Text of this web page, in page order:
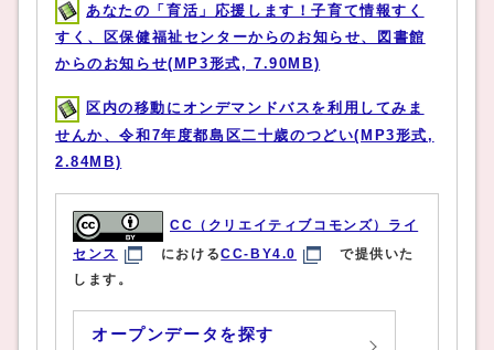
あなたの「育活」応援します！子育て情報すく
すく、区保健福祉センターからのお知らせ、図書館
からのお知らせ(MP3形式, 7.90MB)
区内の移動にオンデマンドバスを利用してみま
せんか、令和7年度都島区二十歳のつどい(MP3形式,
2.84MB)
CC（クリエイティブコモンズ）ライ
センス
におけるCC-BY4.0
で提供いた
します。
オープンデータを探す